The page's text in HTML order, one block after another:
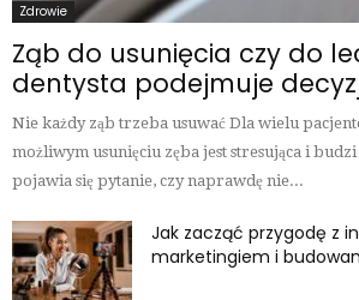
Zdrowie
Ząb do usunięcia czy do
dentysta podejmuje
Nie każdy ząb trzeba usuwać Dla wielu
możliwym usunięciu zęba jest stresująca i budzi
pojawia się pytanie, czy naprawdę nie...
Jak zacząć przygodę z
marketingiem i